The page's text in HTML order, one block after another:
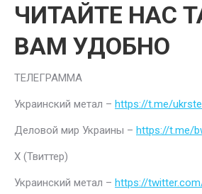
ЧИТАЙТЕ НАС
ВАМ УДОБНО
ТЕЛЕГРАММА
Украинский метал – https://t.me/
Деловой мир Украины – https://t.me/
Х (Твиттер)
Украинский метал – https://